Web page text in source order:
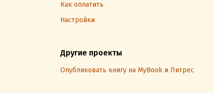
Как оплатить
Настройки
Другие проекты
Опубликовать книгу на MyBook и Литрес